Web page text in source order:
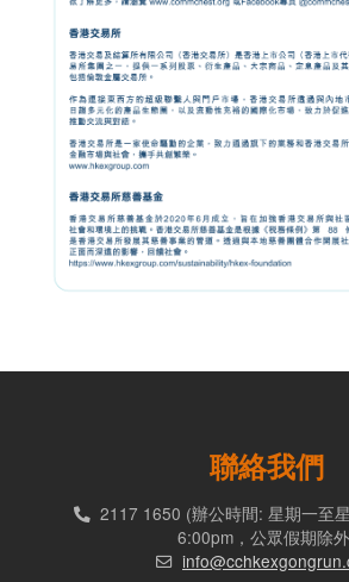
聯絡我們
2117 1650 (辦公時間: 星期一至
6:00pm，公眾假期除